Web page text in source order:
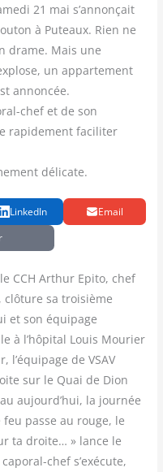
21 mai s’annonçait
à Puteaux. Rien ne
drame. Mais une
un appartement
annoncée.
chef et de son
rapidement faciliter
délicate.
LinkedIn
Email
CCH Arthur Epi­to, chef
clô­ture sa troi­sième
et son équi­page
à l’hôpital Louis Mou­rier
l’équipage de VSAV
sur le Quai de Dion
aujourd’hui, la jour­née
feu passe au rouge, le
ta droite… » lance le
chef s’exécute,